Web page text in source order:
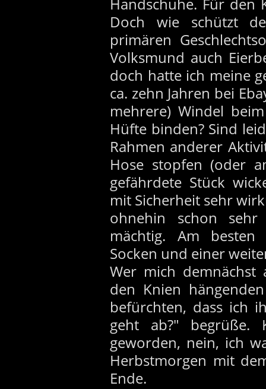
Handschuhe. Für
Doch wie schützt
primären
Volksmund auch
doch hatte ich meine
ca. zehn Jahren bei
mehrere) Windel
Hüfte binden? Sind
Rahmen anderer
Hose stopfen (oder
gefährdete Stück
mit Sicherheit sehr
ohnehin schon
mächtig. Am
Socken und einer
Wer mich
den Knien
befürchten, dass ich
geht ab?" begrüße.
geworden, nein, ich
Herbstmorgen mit
Ende.